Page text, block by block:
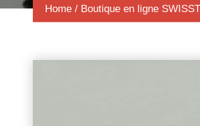
Home/ Boutique en ligne